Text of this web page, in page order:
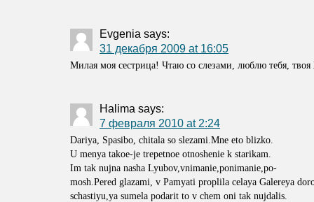
Evgenia says:
31 декабря 2009 at 16:05
Милая моя сестрица! Чтаю со слезами, люблю тебя,
Halima says:
7 февраля 2010 at 2:24
Dariya, Spasibo, chitala so slezami.Mne eto blizko.
U menya takoe-je trepetnoe otnoshenie k starikam.
Im tak nujna nasha Lyubov,vnimanie,ponimanie,po-
mosh.Pered glazami, v Pamyati proplila celaya Galereya
schastiyu,ya sumela podarit to v chem oni tak nujdalis.